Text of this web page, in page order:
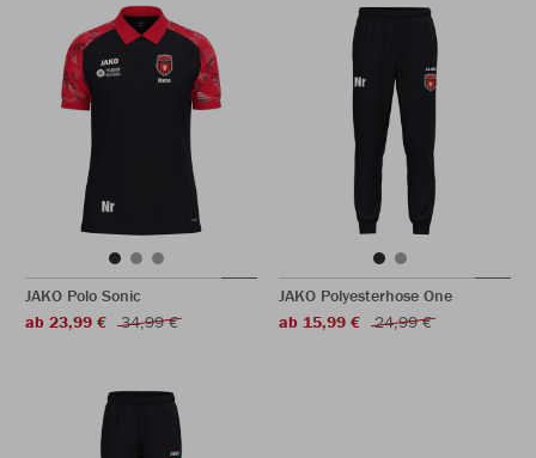
JAKO Polo Sonic
ab 23,99 €
34,99 €
JAKO Polyesterhose One
ab 15,99 €
24,99 €